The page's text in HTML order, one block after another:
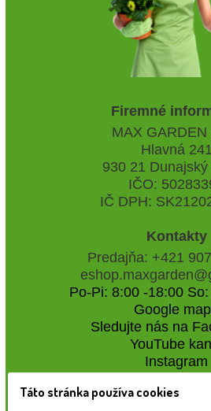
Firemné
MAX GARDEN
Hlavná 241
930 21
IČO:
IČ DPH:
Kontakty
Predajňa: +421
Po-Pi: 8:00 -18:00
Google
Sledujte nás na
YouTube
Instagram
Naše záhradné
Táto stránka používa cookies